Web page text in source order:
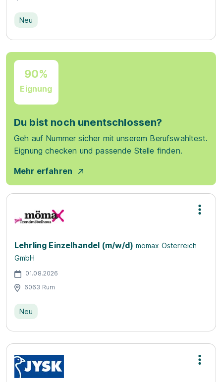
Neu
90%
Eignung
Du bist noch unentschlossen?
Geh auf Nummer sicher mit unserem Berufswahltest.
Eignung checken und passende Stelle finden.
Mehr erfahren
Lehrling Einzelhandel (m/w/d) mömax Österreich
GmbH
01.08.2026
6063 Rum
Neu